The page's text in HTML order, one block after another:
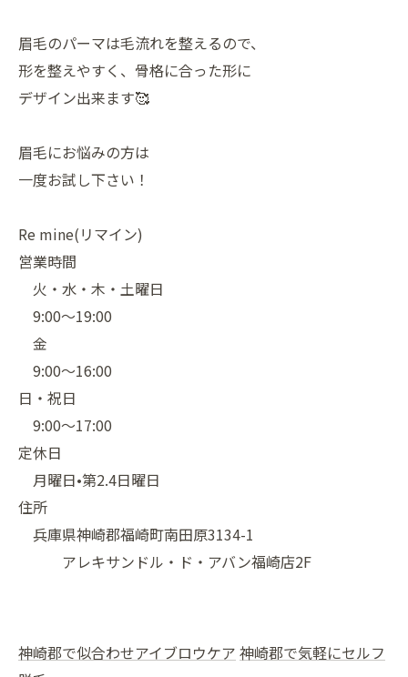
眉毛のパーマは毛流れを整えるので、
形を整えやすく、骨格に合った形に
デザイン出来ます🥰
眉毛にお悩みの方は
一度お試し下さい！
Re mine(リマイン)
営業時間
火・水・木・土曜日
9:00〜19:00
金
9:00〜16:00
日・祝日
9:00〜17:00
定休日
月曜日•第2.4日曜日
住所
兵庫県神崎郡福崎町南田原3134-1
アレキサンドル・ド・アバン福崎店2F
神崎郡で似合わせアイブロウケア 神崎郡で気軽にセルフ